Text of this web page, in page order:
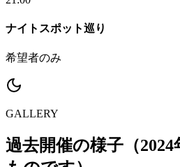
ナイトスポット巡り
希望者のみ
GALLERY
過去開催の様子 （